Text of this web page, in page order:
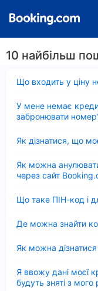
10 найбільш
Що входить у ціну
У мене немає
забронювати
Як дізнатися, що
Як можна
через сайт
Що таке ПІН-код і
Де можна знайти
Як можна
Я ввожу дані моєї
будуть зняті з мого